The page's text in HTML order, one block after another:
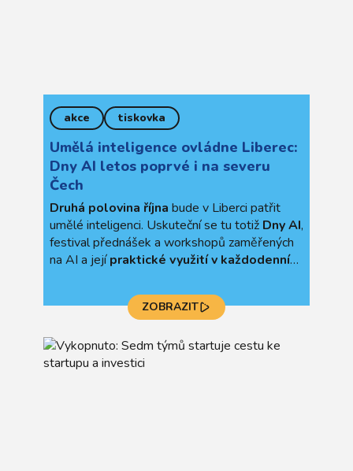
akce tiskovka
Umělá inteligence ovládne Liberec:
Dny AI letos poprvé i na severu
Čech
Druhá polovina října bude v Liberci patřit
umělé inteligenci. Uskuteční se tu totiž Dny AI,
festival přednášek a workshopů zaměřených
na AI a jejípraktické využití v každodenním
studenty, odborníky či podnikatele, tak pro
širokou veřejnost včetně rodin s dětmi. A my
ZOBRAZIT